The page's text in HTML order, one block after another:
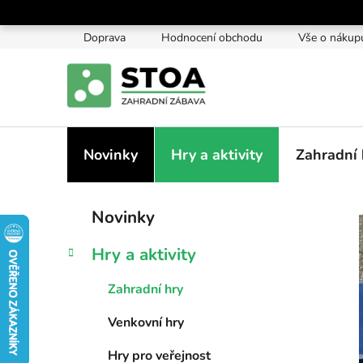
na
Doprava
Hodnocení obchodu Vše o
Novinky Hry a aktivity Zahradní
s
Přeskočit
kategorie
e
Novinky
Hry a aktivity
Zahradní hry
Venkovní hry
Hry pro veřejnost